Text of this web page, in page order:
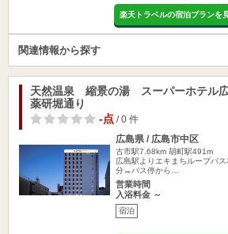
楽天トラベルの宿泊プランを
関連情報から探す
天然温泉 縮景の湯 スーパーホテル広
薬研堀通り
-点/ 0 件
広島県 / 広島市中区
古市駅7.68km 胡町駅491m
広島駅よりエキまちループバ
分→バス停から…
営業時間
入浴料金 ～
宿泊